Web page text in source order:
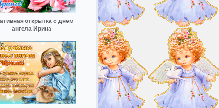
открытка с днем
ангела Ирина